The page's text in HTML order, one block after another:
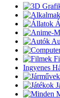
Ingyenes